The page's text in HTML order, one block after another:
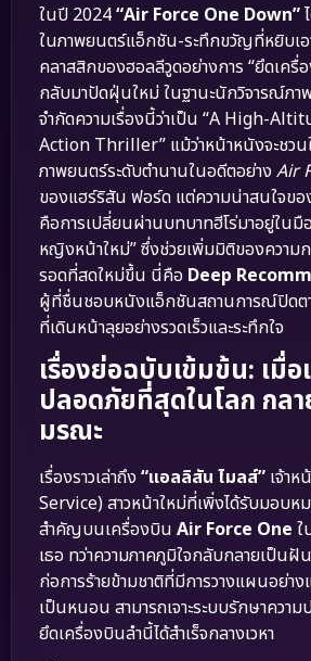
ในปี 2024“Air Force One Down”
ในภาพยนตร์แอ็กชัน-ระทึกขวัญที่หยิบเอ
คลาสสิกของฮอลลีวูดอย่างการ “ยึดเครื่
กลับมาปัดฝุ่นใหม่ ในฐานะนักวิจารณ์ภา
จำกัดความเรื่องนี้ว่าเป็น “A High-
Action Thriller” แม้ว่าหน้าหนังจะชวน
ภาพยนตร์ระดับตำนานในอดีตอย่าง Air
ของแฮร์ริสัน ฟอร์ด แต่ความน่าสนใจข
คือการเปลี่ยนผ่านบทบาทฮีโร่มาอยู่ในมื
หญิงหน้าใหม่” ซึ่งช่วยเพิ่มมิติของความก
รอดที่สดใหม่ขึ้น นี่คือ Deep
ผู้ที่ชื่นชอบหนังแอ็กชันสถานการณ์ปิด
ที่เดินหน้าลุยอย่างรวดเร็วและระทึกใจ
เรื่องย่อฉบับเข้มข้น: เมื่
ปลอดภัยที่สุดในโลก กล
มรณะ
เรื่องราวเล่าถึง “แอลลิสัน ไมลส์” เจ้า
Service) สาวหน้าใหม่ที่เพิ่งได้รับมอบห
สำคัญบนเครื่องบิน Air Force One ใ
เธอ ทว่าความภาคภูมิใจกลับกลายเป็นฝั
ก่อการร้ายข้ามชาติที่มีการวางแผนอย่า
เป็นหนอน สามารถเจาะระบบรักษาควา
ยึดเครื่องบินลำนี้ได้สำเร็จกลางเวหา